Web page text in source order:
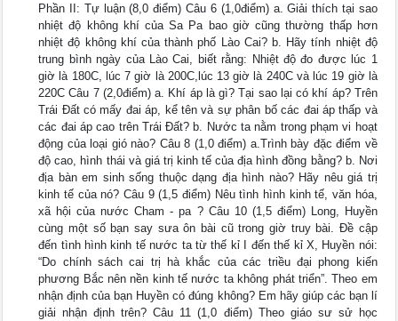
Phần II: Tự luận (8,0 điểm) Câu 6 (1,0điểm) a. Giải thích tại sao
nhiệt độ không khí của Sa Pa bao giờ cũng thường thấp hơn
nhiệt độ không khí của thành phố Lào Cai? b. Hãy tính nhiệt độ
trung bình ngày của Lào Cai, biết rằng: Nhiệt độ đo được lúc 1
giờ là 180C, lúc 7 giờ là 200C,lúc 13 giờ là 240C và lúc 19 giờ là
220C Câu 7 (2,0điểm) a. Khí áp là gì? Tại sao lại có khí áp? Trên
Trái Đất có mấy đai áp, kể tên và sự phân bố các đai áp thấp và
các đai áp cao trên Trái Đất? b. Nước ta nằm trong phạm vi hoạt
động của loại gió nào? Câu 8 (1,0 điểm) a.Trình bày đặc điểm về
độ cao, hình thái và giá trị kinh tế của địa hình đồng bằng? b. Nơi
địa bàn em sinh sống thuộc dạng địa hình nào? Hãy nêu giá trị
kinh tế của nó? Câu 9 (1,5 điểm) Nêu tình hình kinh tế, văn hóa,
xã hội của nước Cham - pa ? Câu 10 (1,5 điểm) Long, Huyền
cùng một số bạn say sưa ôn bài cũ trong giờ truy bài. Đề cập
đến tình hình kinh tế nước ta từ thế kỉ I đến thế kỉ X, Huyền nói:
“Do chính sách cai trị hà khắc của các triều đại phong kiến
phương Bắc nên nền kinh tế nước ta không phát triển”. Theo em
nhận định của bạn Huyền có đúng không? Em hãy giúp các bạn lí
giải nhận định trên? Câu 11 (1,0 điểm) Theo giáo sư sử học